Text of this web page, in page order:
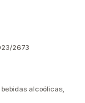
2673
alcoólicas,